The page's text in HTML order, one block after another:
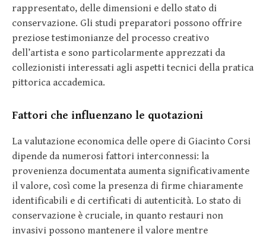
rappresentato, delle dimensioni e dello stato di
conservazione. Gli studi preparatori possono offrire
preziose testimonianze del processo creativo
dell’artista e sono particolarmente apprezzati da
collezionisti interessati agli aspetti tecnici della pratica
pittorica accademica.
Fattori che influenzano le quotazioni
La valutazione economica delle opere di Giacinto Corsi
dipende da numerosi fattori interconnessi: la
provenienza documentata aumenta significativamente
il valore, così come la presenza di firme chiaramente
identificabili e di certificati di autenticità. Lo stato di
conservazione è cruciale, in quanto restauri non
invasivi possono mantenere il valore mentre